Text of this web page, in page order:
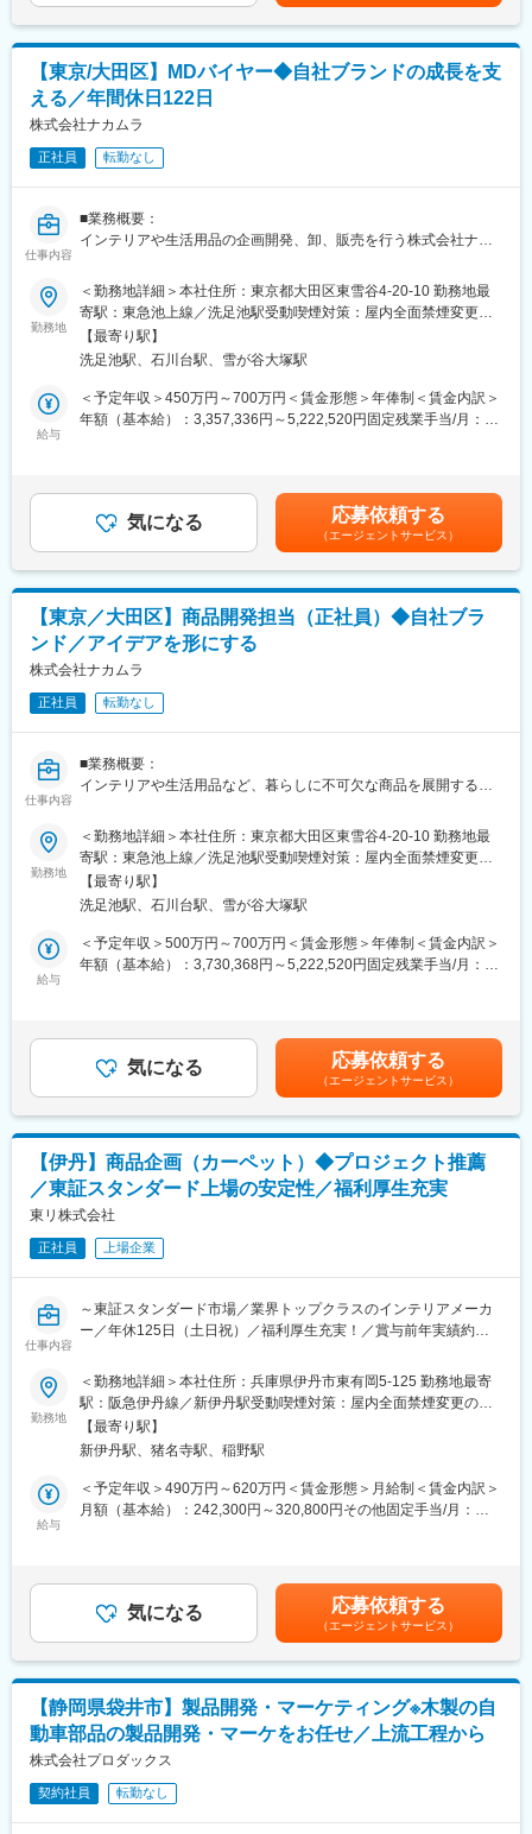
【特徴】
・一人ひとりの裁量が大きく、また、相手の成長に繋がる良質な
FBが根付いているからこそ、圧倒的に成長スピードが速い環境で
す◎
・施工を行う工務店や、住宅資材メーカーとのBtoBのやり取りが
多い仕事となります。
【休日休暇について】
・長期休暇（GW・夏・年末年始）の平均は7日以上。有給取得日
数も11日と、休日も取りやすいです。
■このポジションの魅力：
・創業133年老舗企業の社内ベンチャー的な立ち位置で新規事業
にチャレンジすることができる。
・昨今注目されている"働き方"に、オフィスデザイン×IoT/AIとい
う切り口で関わることができる。
・新しい組織のため、組織づくりを0から経験することができる。
■新規事業概要：
※新規事業立案背景とイトーキが叶えたい世界観※
遂行しその管理を行うための場所でした。しかし近年では、社会
情勢やビジネス環境の急激な変化や働き方、多様性の拡大、人口
変動による人材確保などの課題から経営ビジョンを具現化し、従
業員のエンゲージメントやWell-Beingを高め、チームのコミュニ
割が変化しています。
スでは「働き方」と「働く環境」をデータで捉え、その関係性を
モニタリングし、ミスマッチを早期に発見・予知します。その分
析結果とこれまでのオフィスデザインの知見を掛け合わせること
で、オフィスの継続的なアップデートを伴走型でサポートし、常
に状況に適したアジャイルなオフィスの構築と運用を可能にしま
す。
【東京/大田区】MDバイヤー◆自社ブランドの成長を支
える／年間休日122日
株式会社ナカムラ
正社員 転勤なし
仕事内容
■業務概要：
インテリアや生活用品の企画開発、卸、販売を行う株式会社ナカ
■職務内容：
自社ブランド「EQUALS（イコールズ）」の成長を支えるため
に、独自のキュレーションストア/セレクトショップの立ち上げと
運営をお任せします。
・市場リサーチ（家具・インテリア雑貨など）
・商品のバイイング
・データ分析、改善提案
（売上粗利、販促効果、アクセス等）
・完全週休2日制（土・日・祝日）、年間休日122日
・服装自由、社内購入割引制度、リラクゼーションスペース完備
・資格取得・セミナー受講支援制度あり
■EQUALSについて：
現状「ある」ものを「要る」という視点で見つめ直し、「無い」
の可能性を探求します。 いままで当たり前にあったものが無くて
済むようになること。
物を少なくコンパクトに生きることは、部屋がすっきりするだけ
でなく、社会が直面する問題や環境の変化を敏感にキャッチし、
わたしたちは優れた技術や素材とアイデアを四則演算し今までな
かった商品やサービスを通じて新しい答えを生み出し続けます。
https://www.nakamura-jpn.co.jp/business/owned-brand/
株式会社ナカムラは、インテリアや生活用品の企画開発を手掛け
る企業として、暮らしの不都合を解決し、新しい当たり前を提供
変更の範囲：会社の定める業務
勤務地
＜勤務地詳細＞本社住所：東京都大田区東雪谷4-20-10 勤務地最
寄駅：東急池上線／洗足池駅受動喫煙対策：屋内全面禁煙変更の
範囲：会社の定める事業所
【最寄り駅】
洗足池駅、石川台駅、雪が谷大塚駅
給与
＜予定年収＞450万円～700万円＜賃金形態＞年俸制＜賃金内訳＞
年額（基本給）：3,357,336円～5,222,520円固定残業手当/月：
給与補足＞※みなし残業代は月44時間分。残業有無にかかわらず
支給※超過分は全額支給します賃金はあくまでも目安の金額であ
り、選考を通じて上下する可能性があります。月給(月額)は固定手
当を含めた表記です。
気になる 応募依頼する
（エージェントサービス）
【東京／大田区】商品開発担当（正社員）◆自社ブラ
ンド／アイデアを形にする
株式会社ナカムラ
正社員 転勤なし
仕事内容
■業務概要：
インテリアや生活用品など、暮らしに不可欠な商品を展開する総
集します。
■職務内容：
本当に価値のある商品、意味のある商品を世の中に送り出すブラ
ンド「EQUALS（イコールズ）」の商品企画・マーケティングチ
ームの一員として、以下業務をお任せします。
・海外生産工場開拓・工場ソーシングを活用したOEM製品開発
・転勤なし
・完全週休2日制（土・日・祝日）、年間休日122日
・服装自由、社内購入割引制度、リラクゼーションスペース完備
■EQUALSについて：
現状「ある」ものを「要る」という視点で見つめ直し、「無い」
の可能性を探求します。 いままで当たり前にあったものが無くて
済むようになること。
物を少なくコンパクトに生きることは、部屋がすっきりするだけ
でなく、社会が直面する問題や環境の変化を敏感にキャッチし、
人と物の健全な関係性を築くことだと信じています。
わたしたちは優れた技術や素材とアイデアを四則演算し今までな
かった商品やサービスを通じて新しい答えを生み出し続けます。
https://www.nakamura-jpn.co.jp/business/owned-brand/
■当社について：
株式会社ナカムラは、インテリアや生活用品の企画開発を手掛け
る企業として、暮らしの不都合を解決し、新しい当たり前を提供
することを目指しています。自社ブランド「EQUALS」は、安全
しいアイデアと美しいデザインを追求しています。
勤務地
＜勤務地詳細＞本社住所：東京都大田区東雪谷4-20-10 勤務地最
寄駅：東急池上線／洗足池駅受動喫煙対策：屋内全面禁煙変更の
範囲：会社の定める事業所
【最寄り駅】
洗足池駅、石川台駅、雪が谷大塚駅
給与
＜予定年収＞500万円～700万円＜賃金形態＞年俸制＜賃金内訳＞
年額（基本給）：3,730,368円～5,222,520円固定残業手当/月：
給与補足＞※みなし残業代は月44時間分。残業有無にかかわらず
支給※超過分は全額支給します賃金はあくまでも目安の金額であ
り、選考を通じて上下する可能性があります。月給(月額)は固定手
当を含めた表記です。
気になる 応募依頼する
（エージェントサービス）
【伊丹】商品企画（カーペット）◆プロジェクト推薦
／東証スタンダード上場の安定性／福利厚生充実
東リ株式会社
正社員 上場企業
仕事内容
～東証スタンダード市場／業界トップクラスのインテリアメーカ
ー／年休125日（土日祝）／福利厚生充実！／賞与前年実績約
■業務内容：
企画力強化のために商品企画経験者を拡充いたします。
業界トップクラスのインテリアメーカーの当社にて、カーペット
の商品企画業務をお任せします。
■具体的には：
・事業を円滑に進めるための部門間調整業務 など
学びたい方を応援する制度が整っています（公募型教育・通信教
育・社外セミナー・資格取得報奨金など）。
■はたらく環境：
＊創業100年！東証スタンダード市場上場で安定性も抜群◎
＊海外市場への進出強化・設備増強など積極的なチャレンジを実
施！
勤務地
＜勤務地詳細＞本社住所：兵庫県伊丹市東有岡5-125 勤務地最寄
駅：阪急伊丹線／新伊丹駅受動喫煙対策：屋内全面禁煙変更の範
囲：会社の定める事業所
【最寄り駅】
新伊丹駅、猪名寺駅、稲野駅
給与
＜予定年収＞490万円～620万円＜賃金形態＞月給制＜賃金内訳＞
月額（基本給）：242,300円～320,800円その他固定手当/月：
はあくまでも目安の金額であり、選考を通じて上下する可能性が
あります。月給(月額)は固定手当を含めた表記です。
気になる 応募依頼する
（エージェントサービス）
【静岡県袋井市】製品開発・マーケティング※木製の自
動車部品の製品開発・マーケをお任せ／上流工程から
株式会社プロダックス
契約社員 転勤なし